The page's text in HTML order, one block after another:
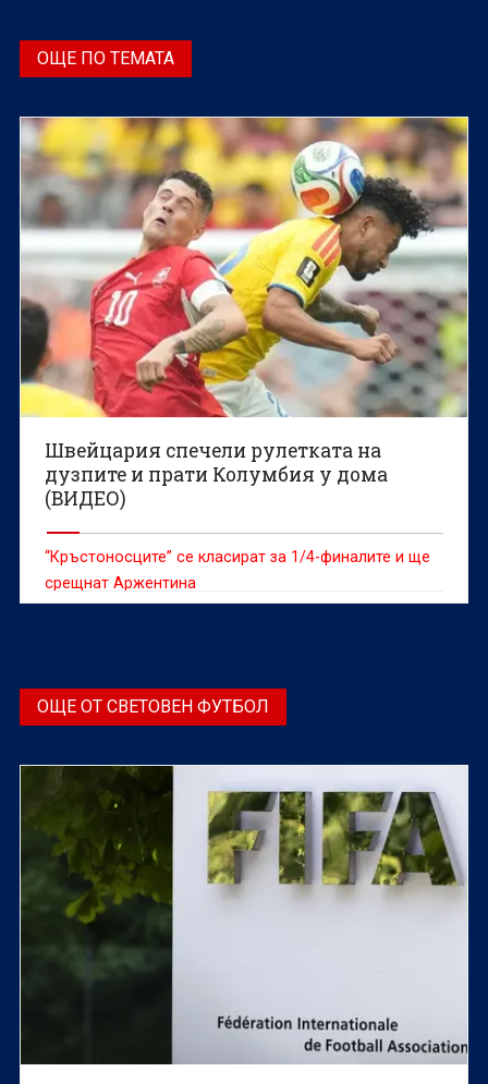
ОЩЕ ПО ТЕМАТА
Швейцария спечели рулетката на
дузпите и прати Колумбия у дома
(ВИДЕО)
“Кръстоносците” се класират за 1/4-финалите и ще
срещнат Аржентина
ОЩЕ ОТ СВЕТОВЕН ФУТБОЛ